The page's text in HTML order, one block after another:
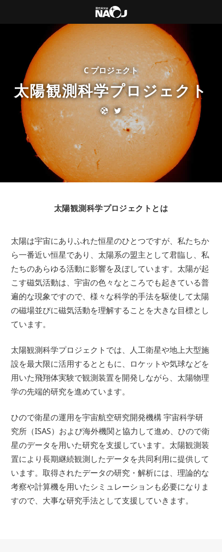
C プロジェクト
太陽観測科学プロジェクト
太陽観測科学プロジェクトとは
太陽は宇宙にありふれた恒星のひとつですが、私たちか
ら一番近い恒星であり、太陽系の盟主として君臨し、私
たちのあらゆる活動に影響を及ぼしています。太陽が起
こす磁気活動は、宇宙の色々なところでも起きている普
遍的な現象ですので、様々な科学的手法を駆使して太陽
の磁場並びに磁気活動を理解することを大きな目標とし
ています。
太陽観測科学プロジェクトでは、人工衛星や地上大型施
設を最大限に活用するとともに、ロケットや気球などを
用いた飛翔体実験で観測装置を開発しながら、太陽物理
学の先端的研究を進めています。
ひので衛星の運用を宇宙航空研究開発機構 宇宙科学研
究所（ISAS）および海外機関と協力して進め、ひので衛
星のデータを用いた研究を支援しています。太陽観測装
置により長期継続観測したデータを共同利用に提供して
います。取得されたデータの研究・解析には、理論的な
考察や計算機を用いたシミュレーションも必要になりま
すので、大事な研究手法として支援していきます。